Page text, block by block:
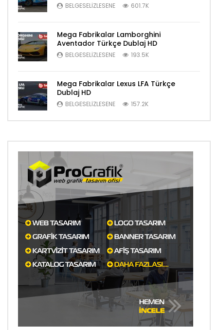
BELGESELIZLESENE 601.7K
Mega Fabrikalar Lamborghini
Aventador Türkçe Dublaj HD
BELGESELIZLESENE 193.5K
Mega Fabrikalar Lexus LFA Türkçe
Dublaj HD
BELGESELIZLESENE 157.2K